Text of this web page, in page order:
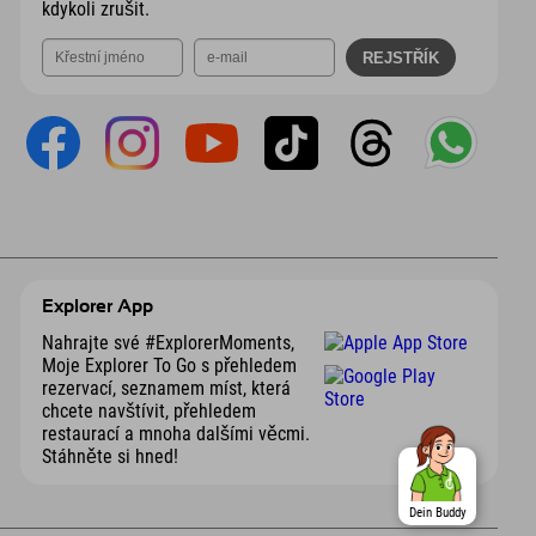
kdykoli zrušit.
Explorer App
Nahrajte své #ExplorerMoments,
Moje Explorer To Go s přehledem
rezervací, seznamem míst, která
chcete navštívit, přehledem
restaurací a mnoha dalšími věcmi.
Stáhněte si hned!
Dein Buddy